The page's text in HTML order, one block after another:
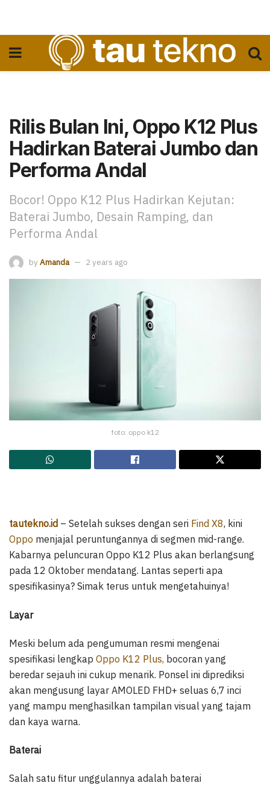
Rilis Bulan Ini, Oppo K12 Plus
Hadirkan Baterai Jumbo dan
Performa Andal
Bocor! Oppo K12 Plus Hadirkan Kejutan:
Baterai Jumbo, Desain Ramping, dan
Performa Andal
by Amanda 2 years ago
foto: oppo k12
tautekno.id – Setelah sukses dengan seri Find X8, kini
Oppo menjajal peruntungannya di segmen mid-range.
Kabarnya peluncuran Oppo K12 Plus akan berlangsung
pada 12 Oktober mendatang. Lantas seperti apa
spesifikasinya? Simak terus untuk mengetahuinya!
Layar
Meski belum ada pengumuman resmi mengenai
spesifikasi lengkap Oppo K12 Plus, bocoran yang
beredar sejauh ini cukup menarik. Ponsel ini diprediksi
akan mengusung layar AMOLED FHD+ seluas 6,7 inci
yang mampu menghasilkan tampilan visual yang tajam
dan kaya warna.
Baterai
Salah satu fitur unggulannya adalah baterai